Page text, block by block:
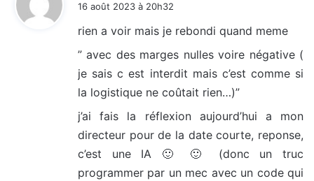
16 août 2023 à 20h32
rien a voir mais je rebondi quand meme
” avec des marges nulles voire négative (
je sais c est interdit mais c’est comme si
la logistique ne coûtait rien…)”
j’ai fais la réflexion aujourd’hui a mon
directeur pour de la date courte, reponse,
c’est une IA 🙂 🙂 (donc un truc
programmer par un mec avec un code qui